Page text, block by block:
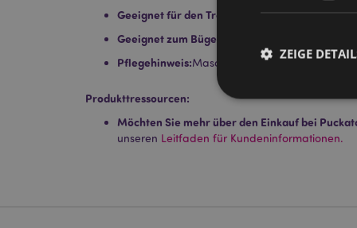
Geeignet für den Trockner: Nein
Geeignet zum Bügeln:
Pflegehinweis:Maschinenwäsche bis 30°C
Produkttressourcen:
Möchten Sie mehr über den Einkauf bei
unseren Leitfaden für Kundeninformationen.
ZEIGE